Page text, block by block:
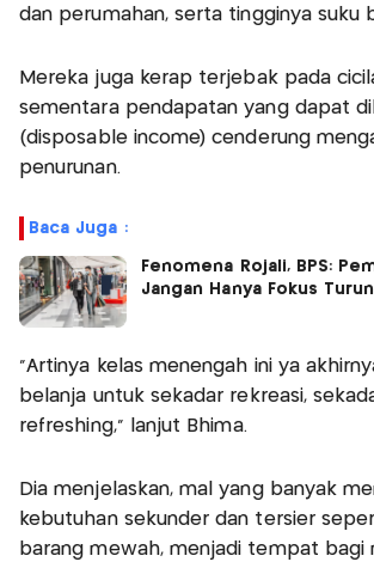
dan perumahan, serta tingginya suku
Mereka juga kerap terjebak pada
sementara pendapatan yang dapat
(disposable income) cenderung
penurunan.
Baca Juga :
Fenomena Rojali, BPS:
Jangan Hanya Fokus
"Artinya kelas menengah ini ya
belanja untuk sekadar rekreasi,
refreshing," lanjut Bhima.
Dia menjelaskan, mal yang banyak
kebutuhan sekunder dan tersier
barang mewah, menjadi tempat bagi